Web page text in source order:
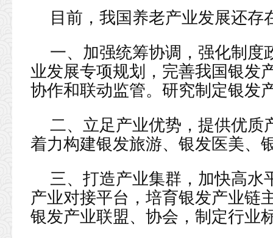
目前，我国养老产业发展还
一、加强统筹协调，强化制度
业发展专项规划，完善我国银发
协作和联动监管。研究制定银发
二、立足产业优势，提供优质
着力构建银发旅游、银发医美、
三、打造产业集群，加快高水
产业对接平台，培育银发产业链
银发产业联盟、协会，制定行业